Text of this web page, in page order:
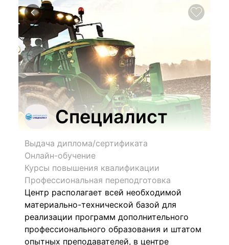
Специалист
Выдача диплома/сертификата
Онлайн-обучение
Курсы повышения квалификации
Профессиональная переподготовка
Центр располагает всей необходимой
материально-технической базой для
реализации программ дополнительного
профессионального образования и штатом
опытных преподавателей, в центре